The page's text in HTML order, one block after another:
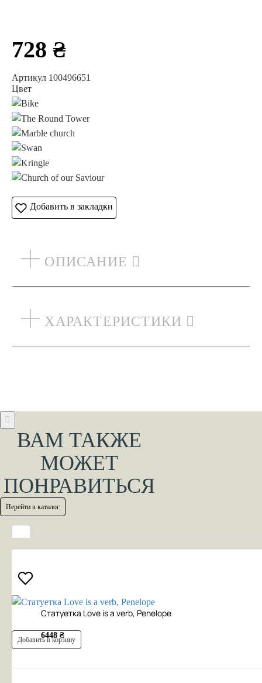
728 ₴
Артикул 100496651
Цвет
Добавить в закладки
ОПИСАНИЕ
ХАРАКТЕРИСТИКИ
ВАМ ТАКЖЕ
МОЖЕТ
ПОНРАВИТЬСЯ
Перейти в каталог
Cтатуетка Love is a verb, Penelope
6448 ₴
Добавить в корзину